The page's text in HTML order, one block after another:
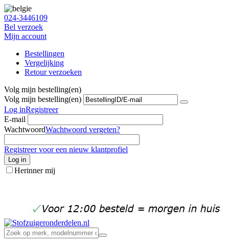
024-3446109
Bel verzoek
Mijn account
Bestellingen
Vergelijking
Retour verzoeken
Volg mijn bestelling(en)
Volg mijn bestelling(en)
Log inRegistreer
E-mail
WachtwoordWachtwoord vergeten?
Registreer voor een nieuw klantprofiel
Log in
Herinner mij